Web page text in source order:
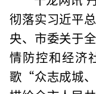
彻落实习近平
央、市委关于
情防控和经济
歌“众志成城